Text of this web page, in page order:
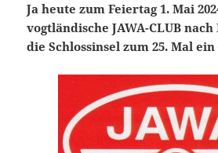
Ja heute zum Feiertag 1. Mai
vogtländische JAWA-CLUB
die Schlossinsel zum 25. Mal